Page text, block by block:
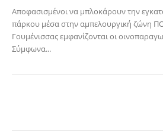
Αποφασισμένοι να μπλοκάρουν την
πάρκου μέσα στην αμπελουργική ζώνη
Γουμένισσας εμφανίζονται οι
Σύμφωνα...